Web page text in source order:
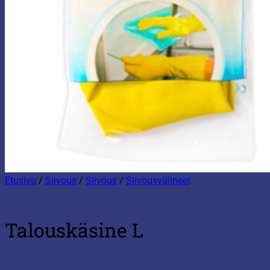
Etusivu / Siivous / Siivous / Siivousvälineet
Talouskäsine L